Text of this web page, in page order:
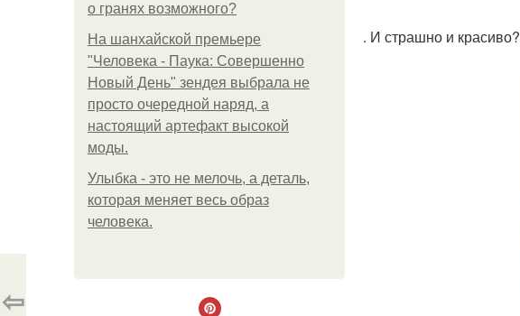
о гранях возможного?
На шанхайской премьере
"Человека - Паука: Совершенно
Новый День" зендея выбрала не
просто очередной наряд, а
настоящий артефакт высокой
моды.
Улыбка - это не мелочь, а деталь,
которая меняет весь образ
человека.
. И страшно и красиво?
⇦